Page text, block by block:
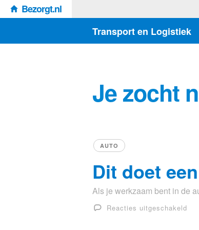
Bezorgt.nl
Transport en Logistiek
Je zocht
AUTO
Dit doet
Als je werkzaam bent in de
Reacties uitgeschakeld